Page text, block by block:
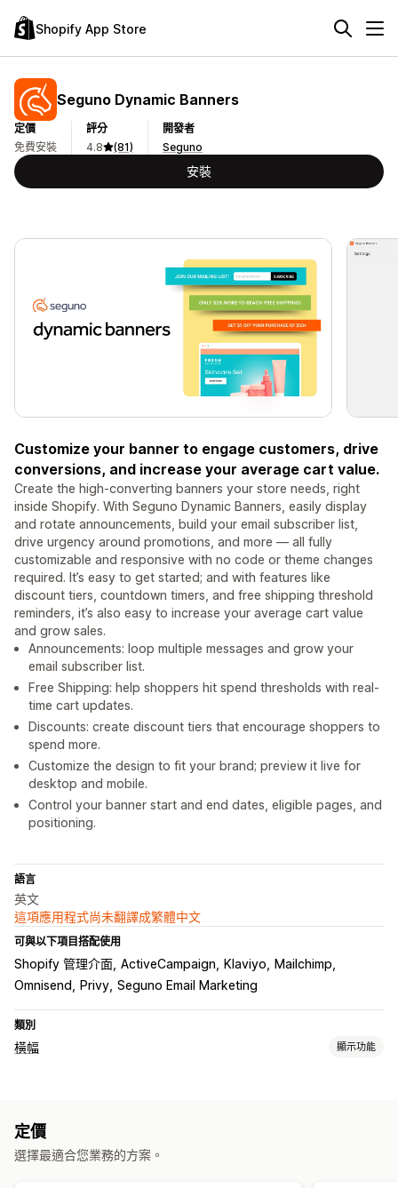
Shopify App Store
Seguno Dynamic Banners
定價
免費安裝
評分
4.8
(81)
開發者
Seguno
安裝
Customize your banner to engage customers, drive
conversions, and increase your average cart value.
Create the high-converting banners your store needs, right
inside Shopify. With Seguno Dynamic Banners, easily display
and rotate announcements, build your email subscriber list,
drive urgency around promotions, and more — all fully
customizable and responsive with no code or theme changes
required. It’s easy to get started; and with features like
discount tiers, countdown timers, and free shipping threshold
reminders, it’s also easy to increase your average cart value
and grow sales.
Announcements: loop multiple messages and grow your
email subscriber list.
Free Shipping: help shoppers hit spend thresholds with real-
time cart updates.
Discounts: create discount tiers that encourage shoppers to
spend more.
Customize the design to fit your brand; preview it live for
desktop and mobile.
Control your banner start and end dates, eligible pages, and
positioning.
語言
英文
這項應用程式尚未翻譯成繁體中文
可與以下項目搭配使用
Shopify 管理介面 ActiveCampaign Klaviyo
Mailchimp
Omnisend
Privy Seguno Email Marketing
類別
橫幅 顯示功能
促銷資訊
定價
選擇最適合您業務的方案。